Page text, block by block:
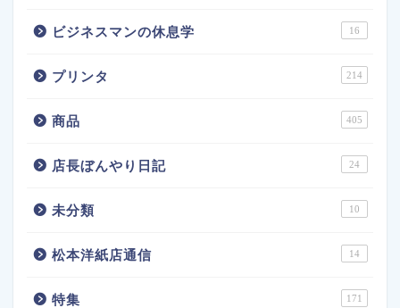
ビジネスマンの休息学 16
プリンタ 214
商品 405
店長ぼんやり日記 24
未分類 10
松本洋紙店通信 14
特集 171